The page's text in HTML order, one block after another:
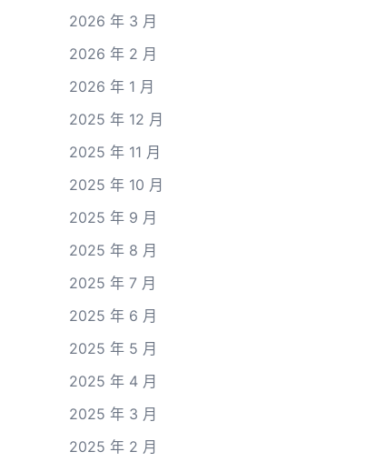
2026 年 3 月
2026 年 2 月
2026 年 1 月
2025 年 12 月
2025 年 11 月
2025 年 10 月
2025 年 9 月
2025 年 8 月
2025 年 7 月
2025 年 6 月
2025 年 5 月
2025 年 4 月
2025 年 3 月
2025 年 2 月